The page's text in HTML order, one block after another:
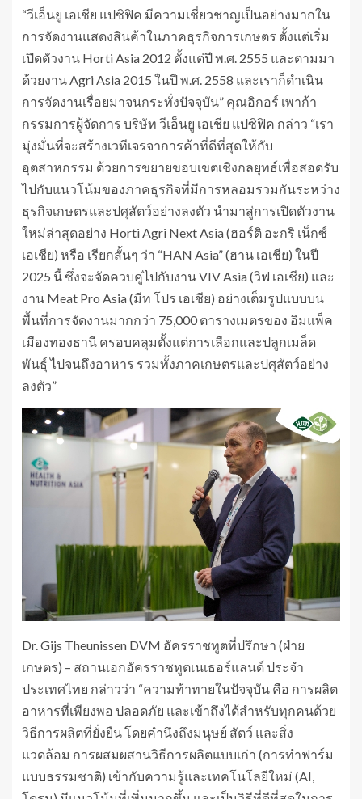
“วีเอ็นยู เอเชีย แปซิฟิค มีความเชี่ยวชาญเป็นอย่างมากใน
การจัดงานแสดงสินค้าในภาคธุรกิจการเกษตร ตั้งแต่เริ่ม
เปิดตัวงาน Horti Asia 2012 ตั้งแต่ปี พ.ศ. 2555 และตามมา
ด้วยงาน Agri Asia 2015 ในปี พ.ศ. 2558 และเราก็ดำเนิน
การจัดงานเรื่อยมาจนกระทั่งปัจจุบัน” คุณอิกอร์ เพาก้า
กรรมการผู้จัดการ บริษัท วีเอ็นยู เอเชีย แปซิฟิค กล่าว “เรา
มุ่งมั่นที่จะสร้างเวทีเจรจาการค้าที่ดีที่สุดให้กับ
อุตสาหกรรม ด้วยการขยายขอบเขตเชิงกลยุทธ์เพื่อสอดรับ
ไปกับแนวโน้มของภาคธุรกิจที่มีการหลอมรวมกันระหว่าง
ธุรกิจเกษตรและปศุสัตว์อย่างลงตัว นำมาสู่การเปิดตัวงาน
ใหม่ล่าสุดอย่าง Horti Agri Next Asia (ฮอร์ติ อะกริ เน็กซ์
เอเชีย) หรือ เรียกสั้นๆ ว่า “HAN Asia” (ฮาน เอเชีย) ในปี
2025 นี้ ซึ่งจะจัดควบคู่ไปกับงาน VIV Asia (วิฟ เอเชีย) และ
งาน Meat Pro Asia (มีท โปร เอเชีย) อย่างเต็มรูปแบบบน
พื้นที่การจัดงานมากกว่า 75,000 ตารางเมตรของ อิมแพ็ค
เมืองทองธานี ครอบคลุมตั้งแต่การเลือกและปลูกเมล็ด
พันธุ์ ไปจนถึงอาหาร รวมทั้งภาคเกษตรและปศุสัตว์อย่าง
ลงตัว”
Dr. Gijs Theunissen DVM อัครราชทูตที่ปรึกษา (ฝ่าย
เกษตร) – สถานเอกอัครราชทูตเนเธอร์แลนด์ ประจำ
ประเทศไทย กล่าวว่า “ความท้าทายในปัจจุบัน คือ การผลิต
อาหารที่เพียงพอ ปลอดภัย และเข้าถึงได้สำหรับทุกคนด้วย
วิธีการผลิตที่ยั่งยืน โดยคำนึงถึงมนุษย์ สัตว์ และสิ่ง
แวดล้อม การผสมผสานวิธีการผลิตแบบเก่า (การทำฟาร์ม
แบบธรรมชาติ) เข้ากับความรู้และเทคโนโลยีใหม่ (AI,